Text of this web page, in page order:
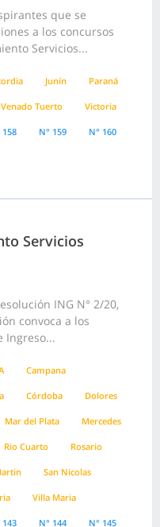
que se
a los concursos
Servicios...
Junín Paraná
Venado Tuerto Victoria
158 N° 159 N° 160
Servicios
ING N° 2/20,
convoca a los
Ingreso...
Campana
Córdoba Dolores
Mar del Plata Mercedes
Rio Cuarto Rosario
San Nicolas
Villa Maria
143 N° 144 N° 145